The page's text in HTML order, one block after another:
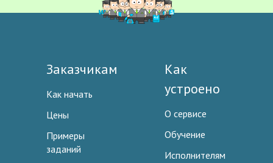
Заказчикам
Как начать
Цены
Примеры
заданий
Как
устроено
О сервисе
Обучение
Исполнителям